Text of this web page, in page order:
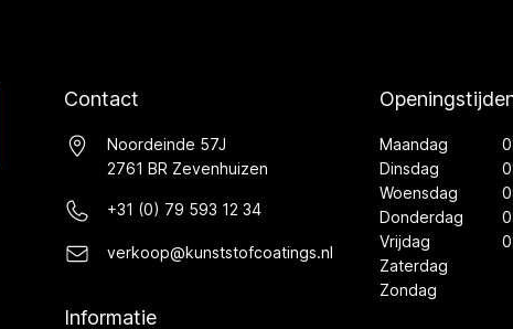
Contact
Noordeinde 57J
2761 BR Zevenhuizen
+31 (0) 79 593 12 34
verkoop@kunststofcoatings.nl
Informatie
Maandag
Dinsdag
Woensdag
Donderdag
Vrijdag
Zaterdag
Zondag